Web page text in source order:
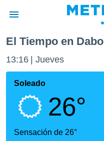
de
por
que se
calidad.
a este
las
El Tiempo en Dabo
13:16 Jueves
Soleado
26°
Sensación de 26°